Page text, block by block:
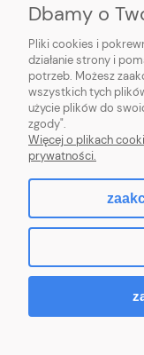
POMOC
Hurtownia
Wlkp. | NIP:
Dbamy o
Pliki cookies i
działanie strony i
potrzeb. Możesz
wszystkich tych
użycie plików do
zgody".
Więcej o plikach
prywatności.